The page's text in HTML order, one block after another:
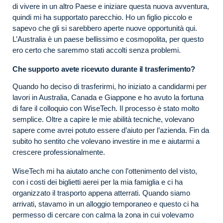
di vivere in un altro Paese e iniziare questa nuova avventura,
quindi mi ha supportato parecchio. Ho un figlio piccolo e
sapevo che gli si sarebbero aperte nuove opportunità qui.
L’Australia è un paese bellissimo e cosmopolita, per questo
ero certo che saremmo stati accolti senza problemi.
Che supporto avete ricevuto durante il trasferimento?
Quando ho deciso di trasferirmi, ho iniziato a candidarmi per
lavori in Australia, Canada e Giappone e ho avuto la fortuna
di fare il colloquio con WiseTech. Il processo è stato molto
semplice. Oltre a capire le mie abilità tecniche, volevano
sapere come avrei potuto essere d’aiuto per l’azienda. Fin da
subito ho sentito che volevano investire in me e aiutarmi a
crescere professionalmente.
WiseTech mi ha aiutato anche con l’ottenimento del visto,
con i costi dei biglietti aerei per la mia famiglia e ci ha
organizzato il trasporto appena atterrati. Quando siamo
arrivati, stavamo in un alloggio temporaneo e questo ci ha
permesso di cercare con calma la zona in cui volevamo